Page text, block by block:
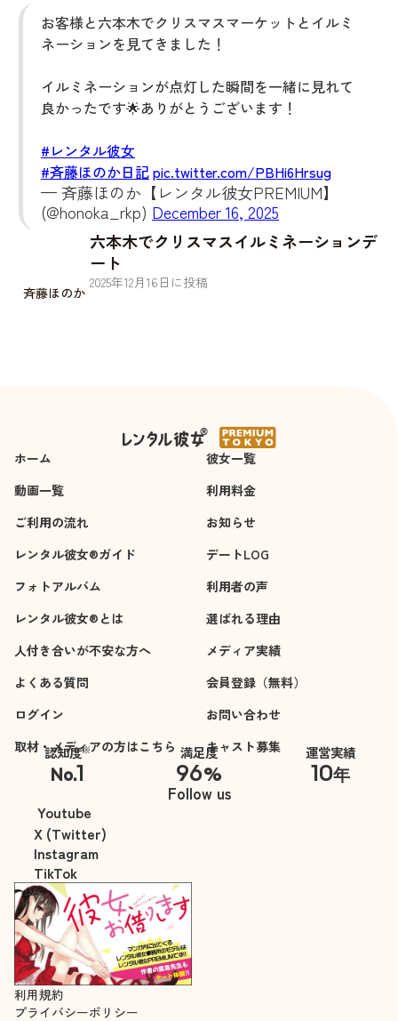
お客様と六本木でクリスマスマーケットとイルミ
ネーションを見てきました！
イルミネーションが点灯した瞬間を一緒に見れて
良かったです🌟ありがとうございます！
#レンタル彼女
#斉藤ほのか日記pic.twitter.com/PBHi6Hrsug
— 斉藤ほのか【レンタル彼女PREMIUM】
(@honoka_rkp) December 16, 2025
斉藤ほのか
六本木でクリスマスイルミネーションデ
ート
2025年12月 16 日に投稿
ホーム
彼女一覧
動画一覧
利用料金
ご利用の流れ
お知らせ
レンタル彼女®ガイド
デートLOG
フォトアルバム
利用者の声
レンタル彼女®とは
選ばれる理由
人付き合いが不安な方へ
メディア実績
よくある質問
会員登録（無料）
ログイン
お問い合わせ
取材・メディアの方はこちら
キャスト募集
認知度※
No.1
※自社調べ
満足度
96%
運営実績
10年
Follow us
Youtube
X (Twitter)
Instagram
TikTok
利用規約
プライバシーポリシー